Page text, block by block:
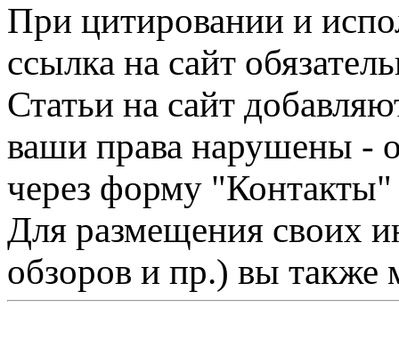
При цитировании и
ссылка на сайт
Статьи на сайт
ваши права нарушены -
через форму "Контакты"
Для размещения своих
обзоров и пр.) вы также